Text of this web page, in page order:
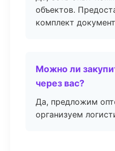
объектов.
комплект
Можно ли
через вас?
Да, предложим
организуем